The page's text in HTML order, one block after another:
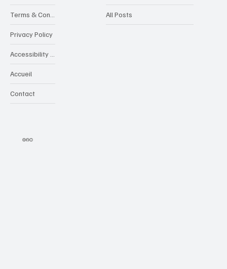
Privacy Policy
Accueil
Contact
All Posts